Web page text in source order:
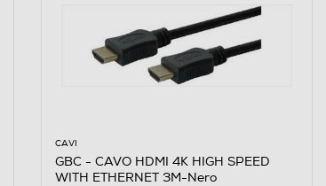
CAVI
GBC - CAVO HDMI 4K HIGH SPEED
WITH ETHERNET 3M-Nero